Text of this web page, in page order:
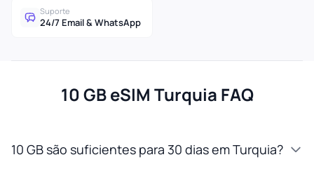
Suporte
24/7 Email & WhatsApp
10 GB eSIM Turquia FAQ
10 GB são suficientes para 30 dias em Turquia?